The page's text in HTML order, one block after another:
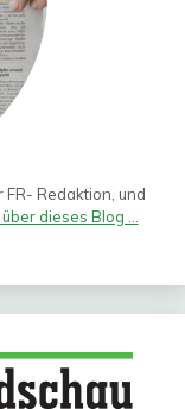
Redaktion, und
dieses Blog ...